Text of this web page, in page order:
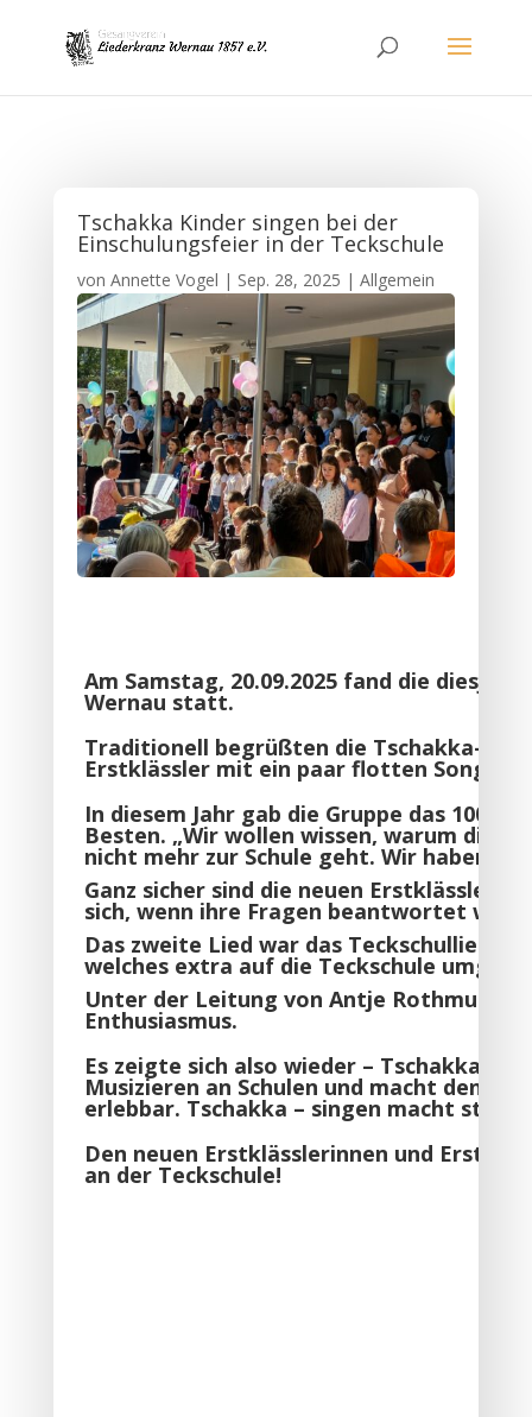
Tschakka Kinder singen bei der
Einschulungsfeier in der Teckschule
von Annette Vogel | Sep. 28, 2025 | Allgemein
Am Samstag, 20.09.2025 fand die
Wernau statt.
Traditionell begrüßten die Tschakka-
Erstklässler mit ein paar flotten Songs.
In diesem Jahr gab die Gruppe das 100-
Besten. „Wir wollen wissen, warum die
nicht mehr zur Schule geht. Wir haben
Ganz sicher sind die neuen Erstklässler
sich, wenn ihre Fragen beantwortet
Das zweite Lied war das Teckschullied –
welches extra auf die Teckschule
Unter der Leitung von Antje Rothmund
Enthusiasmus.
Es zeigte sich also wieder – Tschakka
Musizieren an Schulen und macht den
erlebbar. Tschakka – singen macht stark!
Den neuen Erstklässlerinnen und
an der Teckschule!